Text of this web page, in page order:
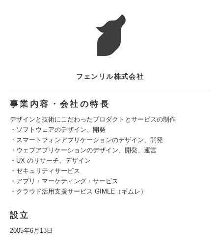
フェンリル株式会社
事業内容・会社の特長
デザインと技術にこだわったプロダクトとサービスの制作
・ソフトウェアのデザイン、開発
・スマートフォンアプリケーションのデザイン、開発
・ウェブアプリケーションのデザイン、開発、運営
・UX のリサーチ、デザイン
・セキュリティサービス
・アプリ・マーケティング・サービス
・クラウド活用支援サービス GIMLE（ギムレ）
設立
2005年6月13日